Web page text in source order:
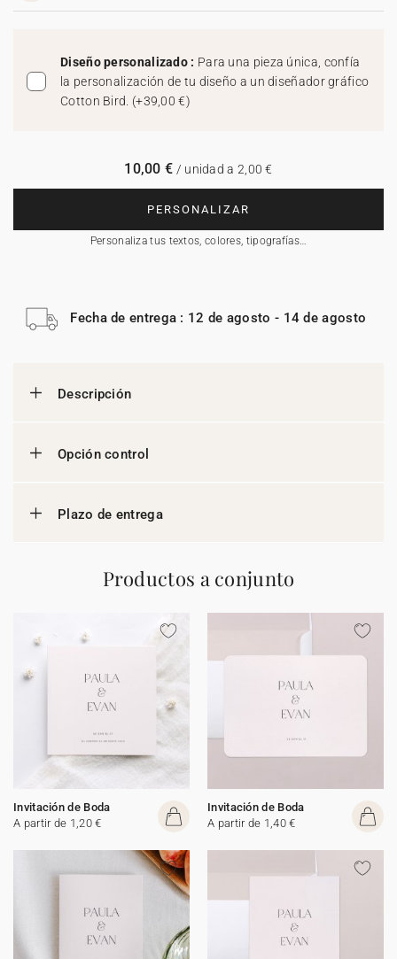
Diseño personalizado : Para una pieza única, confía
la personalización de tu diseño a un diseñador gráfico
Cotton Bird. (+39,00 €)
PERSONALIZAR
Personaliza tus textos, colores, tipografías…
10,00 € / unidad a 2,00 €
Fecha de entrega : 12 de agosto - 14 de agosto
Descripción
Opción control
Plazo de entrega
Productos a conjunto
Invitación de Boda
A partir de 1,20 €
Invitación de Boda
A partir de 1,40 €